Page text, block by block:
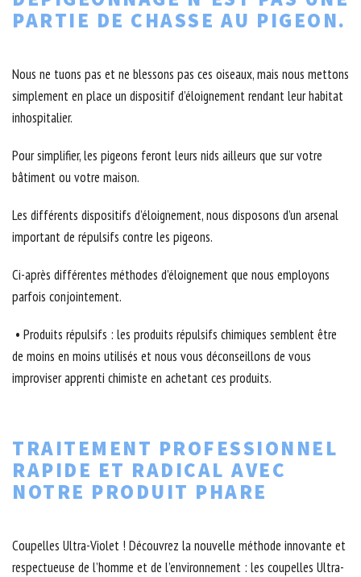
PARTIE DE CHASSE AU PIGEON.
Nous ne tuons pas et ne blessons pas ces oiseaux, mais nous mettons
simplement en place un dispositif d’éloignement rendant leur habitat
inhospitalier.
Pour simplifier, les pigeons feront leurs nids ailleurs que sur votre
bâtiment ou votre maison.
Les différents dispositifs d’éloignement, nous disposons d’un arsenal
important de répulsifs contre les pigeons.
Ci-après différentes méthodes d’éloignement que nous employons
parfois conjointement.
• Produits répulsifs : les produits répulsifs chimiques semblent être
de moins en moins utilisés et nous vous déconseillons de vous
improviser apprenti chimiste en achetant ces produits.
TRAITEMENT PROFESSIONNEL
RAPIDE ET RADICAL AVEC
NOTRE PRODUIT PHARE
Coupelles Ultra-Violet ! Découvrez la nouvelle méthode innovante et
respectueuse de l’homme et de l’environnement : les coupelles Ultra-